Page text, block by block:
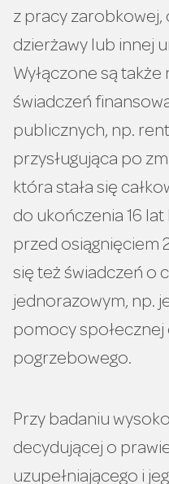
z pracy zarobkowej,
dzierżawy lub innej
Wyłączone są
świadczeń
publicznych, np.
przysługująca po
która stała się
do ukończenia 16
przed osiągnięciem
się też świadczeń o
jednorazowym, np.
pomocy społecznej
pogrzebowego.
Przy badaniu
decydującej o
uzupełniającego i